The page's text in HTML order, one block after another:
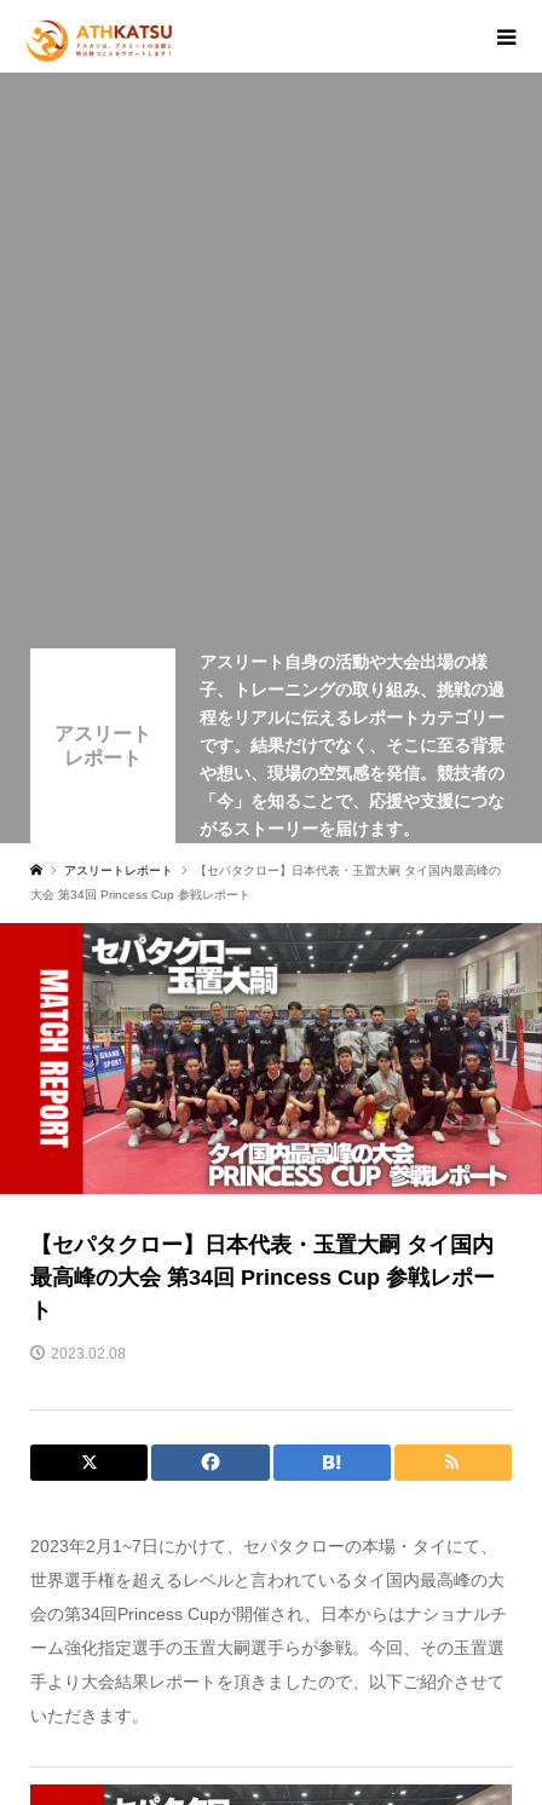
アスリート
レポート
アスリート自身の活動や大会出場の様
子、トレーニングの取り組み、挑戦の過
程をリアルに伝えるレポートカテゴリー
です。結果だけでなく、そこに至る背景
や想い、現場の空気感を発信。競技者の
「今」を知ることで、応援や支援につな
がるストーリーを届けます。
アスリートレポート
【セパタクロー】日本代表・玉置大嗣 タイ国内最高峰の
大会 第34回 Princess Cup 参戦レポート
【セパタクロー】日本代表・玉置大嗣 タイ国内
最高峰の大会 第34回 Princess Cup 参戦レポー
ト
2023.02.08
2023年2月1~7日にかけて、セパタクローの本場・タイにて、
世界選手権を超えるレベルと言われているタイ国内最高峰の大
会の第34回Princess Cupが開催され、日本からはナショナルチ
ーム強化指定選手の玉置大嗣選手らが参戦。今回、その玉置選
手より大会結果レポートを頂きましたので、以下ご紹介させて
いただきます。